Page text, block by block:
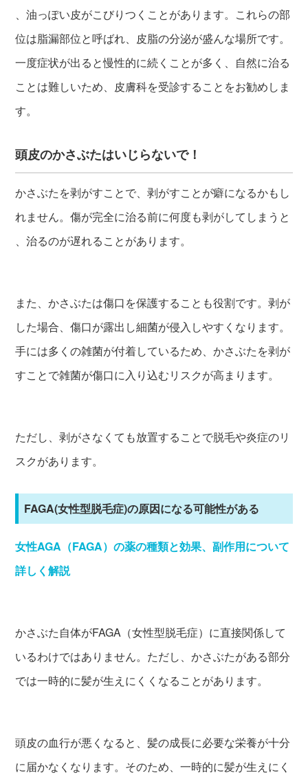
、油っぽい皮がこびりつくことがあります。これらの部
位は脂漏部位と呼ばれ、皮脂の分泌が盛んな場所です。
一度症状が出ると慢性的に続くことが多く、自然に治る
ことは難しいため、皮膚科を受診することをお勧めしま
す。
頭皮のかさぶたはいじらないで！
かさぶたを剥がすことで、剥がすことが癖になるかもし
れません。傷が完全に治る前に何度も剥がしてしまうと
、治るのが遅れることがあります。
また、かさぶたは傷口を保護することも役割です。剥が
した場合、傷口が露出し細菌が侵入しやすくなります。
手には多くの雑菌が付着しているため、かさぶたを剥が
すことで雑菌が傷口に入り込むリスクが高まります。
ただし、剥がさなくても放置することで脱毛や炎症のリ
スクがあります。
FAGA(女性型脱毛症)の原因になる可能性がある
女性AGA（FAGA）の薬の種類と効果、副作用について
詳しく解説
かさぶた自体がFAGA（女性型脱毛症）に直接関係して
いるわけではありません。ただし、かさぶたがある部分
では一時的に髪が生えにくくなることがあります。
頭皮の血行が悪くなると、髪の成長に必要な栄養が十分
に届かなくなります。そのため、一時的に髪が生えにく